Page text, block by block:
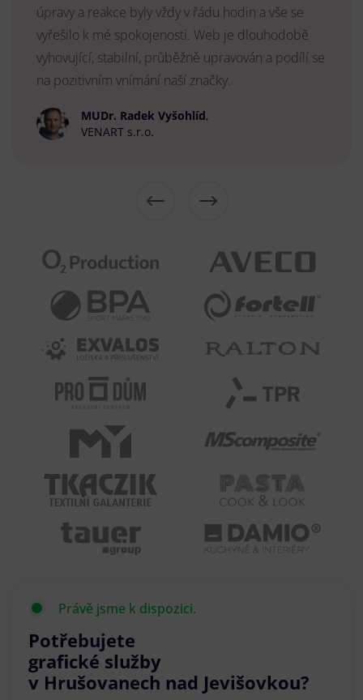
úpravy a reakce byly vždy v řádu hodin a vše se
vyřešilo k mé spokojenosti. Web je dlouhodobě
vyhovující, stabilní, průběžně upravován a podílí se
na pozitivním vnímání naší značky.
MUDr. Radek Vyšohlíd,
VENART s.r.o.
Právě jsme k dispozici.
Potřebujete
grafické služby
v Hrušovanech nad Jevišovkou?